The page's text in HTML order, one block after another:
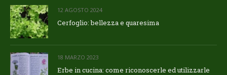
12 AGOSTO 2024
Cerfoglio: bellezza e quaresima
18 MARZO 2023
Erbe in cucina: come riconoscerle ed utilizzarle